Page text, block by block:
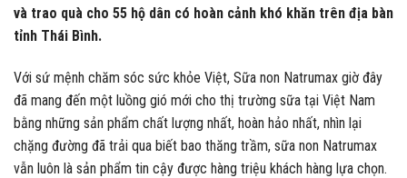
và trao quà cho 55 hộ dân có hoàn cảnh khó khăn trên địa bàn
tỉnh Thái Bình.
Với sứ mệnh chăm sóc sức khỏe Việt, Sữa non Natrumax giờ đây
đã mang đến một luồng gió mới cho thị trường sữa tại Việt Nam
bằng những sản phẩm chất lượng nhất, hoàn hảo nhất, nhìn lại
chặng đường đã trải qua biết bao thăng trầm, sữa non Natrumax
vẫn luôn là sản phẩm tin cậy được hàng triệu khách hàng lựa chọn.